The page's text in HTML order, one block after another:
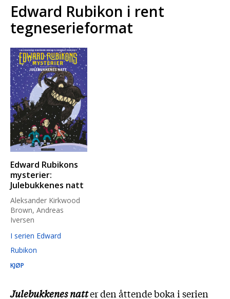
Edward Rubikon i rent
tegneserieformat
Edward Rubikons
mysterier:
Julebukkenes natt
Aleksander Kirkwood
Brown, Andreas
Iversen
I serien Edward
Rubikon
KJØP
Julebukkenes natter den åttende boka i serien